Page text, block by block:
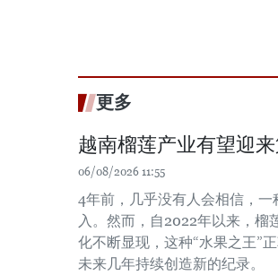
更多
越南榴莲产业有望迎
06/08/2026 11:55
4年前，几乎没有人会相信，
入。然而，自2022年以来，榴
化不断显现，这种“水果之王”
未来几年持续创造新的纪录。